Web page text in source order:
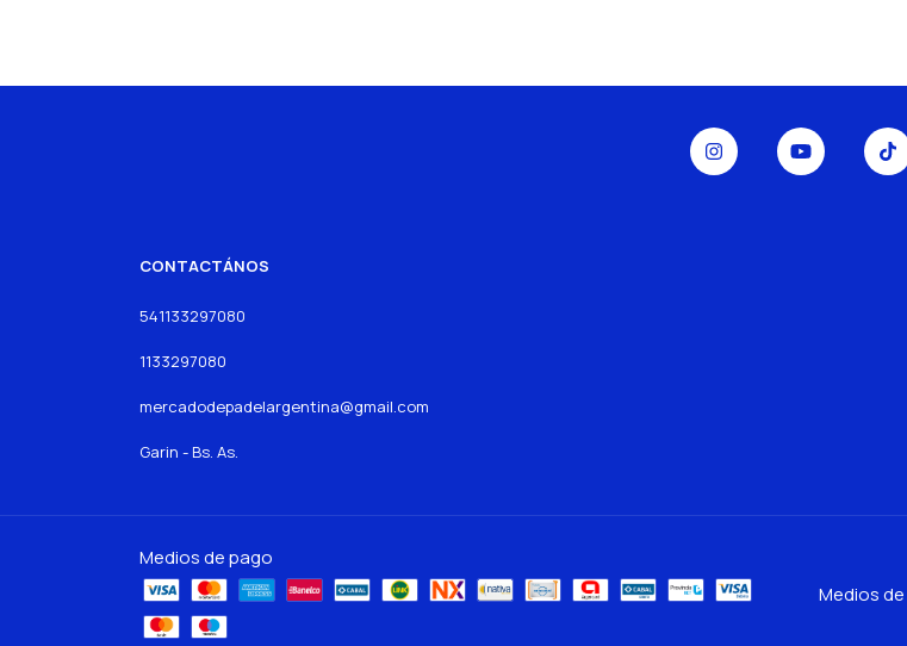
CONTACTÁNOS
541133297080
1133297080
mercadodepadelargentina@gmail.com
Garin - Bs. As.
Medios de pago
Medios